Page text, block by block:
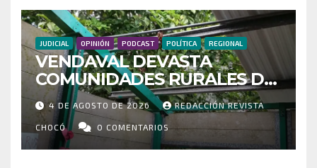
JUDICIAL OPINIÓN PODCAST POLÍTICA REGIONAL
VENDAVAL DEVASTA
COMUNIDADES RURALES DE
RIOSUCIO: ESCUELAS,
VIVIENDAS Y CEMENTERIO
ENTRE LOS AFECTADOS
4 DE AGOSTO DE 2026 REDACCIÓN REVISTA
CHOCÓ 0 COMENTARIOS